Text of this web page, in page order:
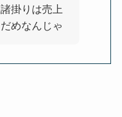
掛りは売上
めなんじゃ